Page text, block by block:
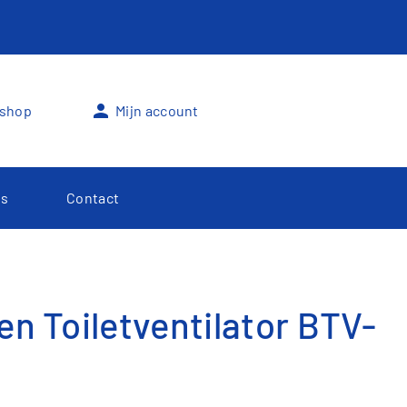
person Mijn account
Contact
Toiletventilator BTV-